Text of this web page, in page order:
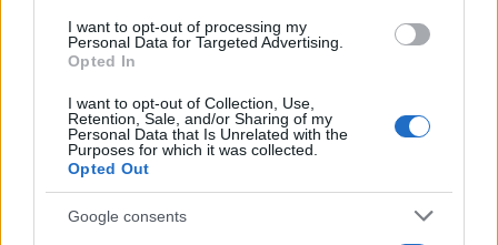
consent section.
I want to opt-out of processing my
Personal Data for Targeted Advertising.
Opted In
I want to opt-out of Collection, Use,
Retention, Sale, and/or Sharing of my
Personal Data that Is Unrelated with the
Purposes for which it was collected.
Opted Out
Google consents
FRASI
Frasi celebri
Frasi da condividere
Poesie